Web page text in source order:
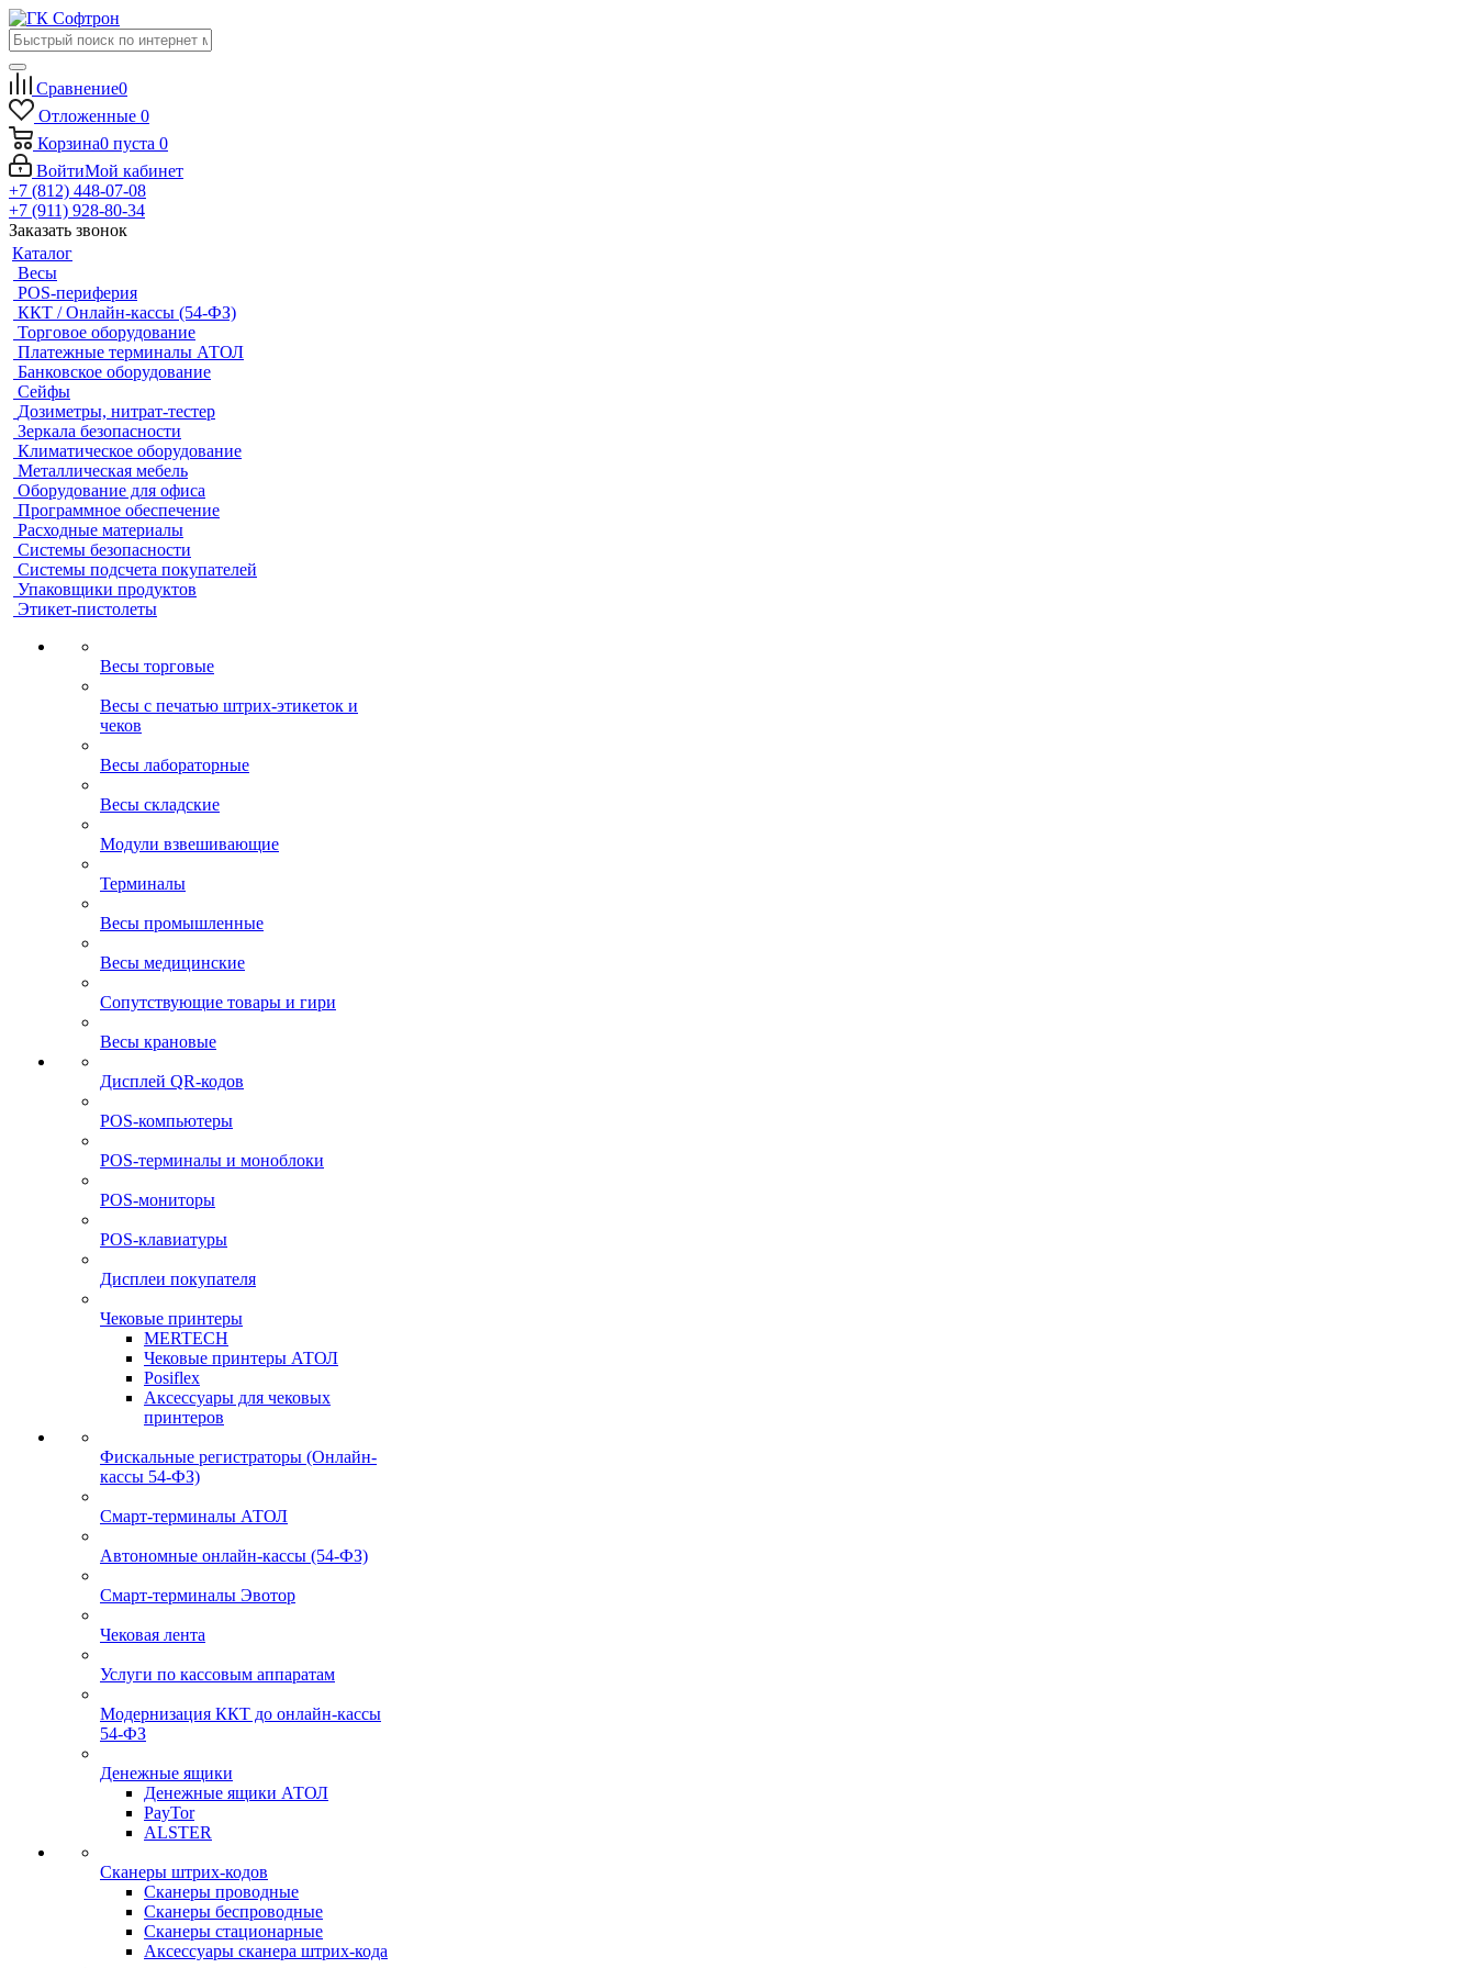
Сравнение0
Отложенные 0
Корзина0 пуста 0
ВойтиМой кабинет
+7 (812) 448-07-08
+7 (911) 928-80-34
Заказать звонок
Каталог
Весы
POS-периферия
ККТ / Онлайн-кассы (54-ФЗ)
Торговое оборудование
Платежные терминалы АТОЛ
Банковское оборудование
Сейфы
Дозиметры, нитрат-тестер
Зеркала безопасности
Климатическое оборудование
Металлическая мебель
Оборудование для офиса
Программное обеспечение
Расходные материалы
Системы безопасности
Системы подсчета покупателей
Упаковщики продуктов
Этикет-пистолеты
Весы торговые
Весы с печатью штрих-этикеток и
чеков
Весы лабораторные
Весы складские
Модули взвешивающие
Терминалы
Весы промышленные
Весы медицинские
Сопутствующие товары и гири
Весы крановые
Дисплей QR-кодов
POS-компьютеры
POS-терминалы и моноблоки
POS-мониторы
POS-клавиатуры
Дисплеи покупателя
Чековые принтеры
MERTECH
Чековые принтеры АТОЛ
Posiflex
Аксессуары для чековых
принтеров
Фискальные регистраторы (Онлайн-
кассы 54-ФЗ)
Смарт-терминалы АТОЛ
Автономные онлайн-кассы (54-ФЗ)
Смарт-терминалы Эвотор
Чековая лента
Услуги по кассовым аппаратам
Модернизация ККТ до онлайн-кассы
54-ФЗ
Денежные ящики
Денежные ящики АТОЛ
PayTor
ALSTER
Сканеры штрих-кодов
Сканеры проводные
Сканеры беспроводные
Сканеры стационарные
Аксессуары сканера штрих-кода